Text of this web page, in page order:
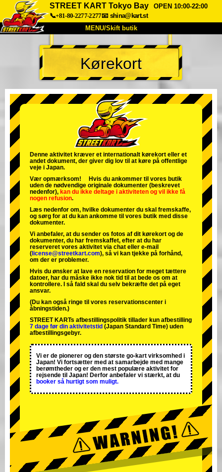
STREET KART Tokyo Bay
OPEN 10:00-22:00
📞+81-80-2277-2277📧 shina@kart.st
MENU/Skift butik
TOP
Om Specifikationer Pris
Virksomhed Booking
Skift butik
Tokyo Shinagawa
Tokyo Akihabara#2
Tokyo Shibuya Annex Tokyo Bay
Tokyo Asakusa Osaka
Okinawa
Kørekort
Denne aktivitet kræver et internationalt kørekort eller et
andet dokument, der giver dig lov til at køre på offentlige
veje i Japan.
Vær opmærksom! Hvis du ankommer til vores butik
uden de nødvendige originale dokumenter (beskrevet
nedenfor), kan du ikke deltage i aktiviteten og vil ikke få
nogen refusion.
Læs nedenfor om, hvilke dokumenter du skal fremskaffe,
og sørg for at du kan ankomme til vores butik med disse
dokumenter.
Vi anbefaler, at du sender os fotos af dit kørekort og de
dokumenter, du har fremskaffet, efter at du har
reserveret vores aktivitet via chat eller e-mail
( license@streetkart.com), så vi kan tjekke på forhånd,
om der er problemer.
Hvis du ønsker at lave en reservation for meget tættere
datoer, har du måske ikke nok tid til at bede os om at
kontrollere. I så fald skal du selv bekræfte det på eget
ansvar.
(Du kan også ringe til vores reservationscenter i
åbningstiden.)
STREET KARTs afbestillingspolitik tillader kun afbestilling
7 dage før din aktivitetstid (Japan Standard Time) uden
afbestillingsgebyr.
Vi er de pionerer og den største go-kart virksomhed i
Japan! Vi fortsætter med at samarbejde med mange
berømtheder og er den mest populære aktivitet for
rejsende til Japan! Derfor anbefaler vi stærkt, at du
booker så hurtigt som muligt.